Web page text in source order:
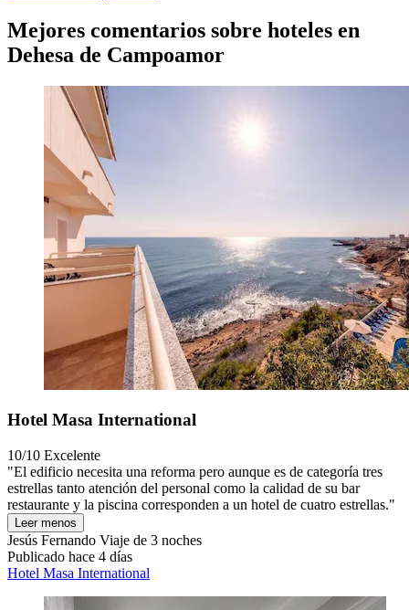
Mejores comentarios sobre hoteles en
Dehesa de Campoamor
Hotel Masa International
10/10 Excelente
"El edificio necesita una reforma pero aunque es de categoría tres
estrellas tanto atención del personal como la calidad de su bar
restaurante y la piscina corresponden a un hotel de cuatro estrellas."
Leer menos
Jesús Fernando Viaje de 3 noches
Publicado hace 4 días
Hotel Masa International